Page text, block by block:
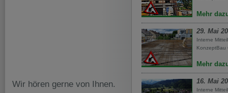
Wir hören gerne von Ihnen.
Mehr
29. Mai
Interne
KonzeptBau
Mehr
16. Mai
Interne